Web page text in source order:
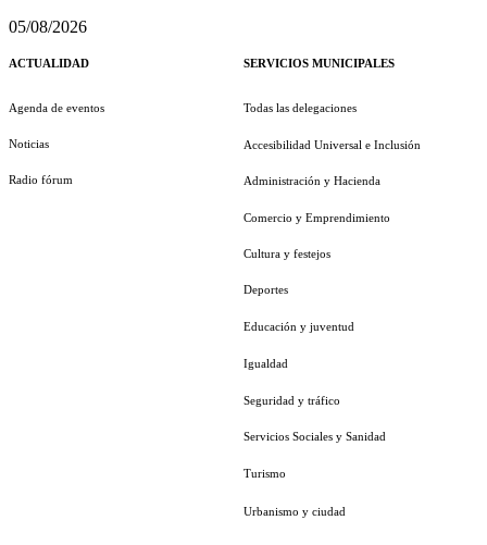
05/08/2026
ACTUALIDAD
Agenda de eventos
Noticias
Radio fórum
SERVICIOS MUNICIPALES
Todas las delegaciones
Accesibilidad Universal e Inclusión
Administración y Hacienda
Comercio y Emprendimiento
Cultura y festejos
Deportes
Educación y juventud
Igualdad
Seguridad y tráfico
Servicios Sociales y Sanidad
Turismo
Urbanismo y ciudad